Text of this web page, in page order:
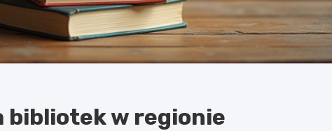
bibliotek w regionie